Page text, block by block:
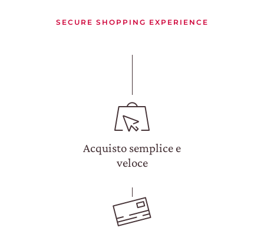
SECURE SHOPPING EXPERIENCE
Acquisto semplice e
veloce